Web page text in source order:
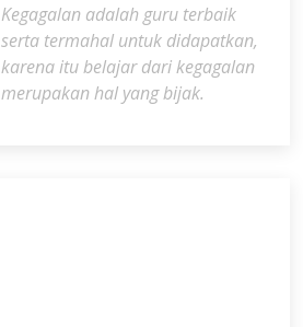
Kegagalan adalah guru terbaik
serta termahal untuk didapatkan,
karena itu belajar dari kegagalan
merupakan hal yang bijak.